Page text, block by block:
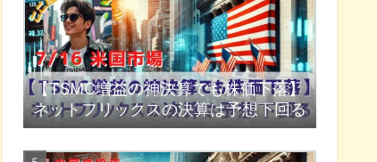
【TSMC増益の神決算でも株価下落】
ネットフリックスの決算は予想下回る